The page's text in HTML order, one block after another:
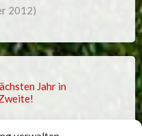
2012)
Jahr in